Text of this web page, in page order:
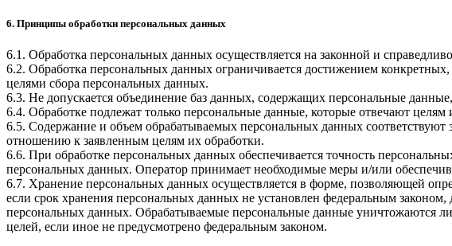
6. Принципы обработки персональных данных
6.1. Обработка персональных данных осуществляется на законной и
6.2. Обработка персональных данных ограничивается достижением
целями сбора персональных данных.
6.3. Не допускается объединение баз данных, содержащих персональные
6.4. Обработке подлежат только персональные данные, которые отвечают целям
6.5. Содержание и объем обрабатываемых персональных данных
отношению к заявленным целям их обработки.
6.6. При обработке персональных данных обеспечивается точность
персональных данных. Оператор принимает необходимые меры и/или
6.7. Хранение персональных данных осуществляется в форме, позволяющей
если срок хранения персональных данных не установлен федеральным
персональных данных. Обрабатываемые персональные данные уничтожаются
целей, если иное не предусмотрено федеральным законом.